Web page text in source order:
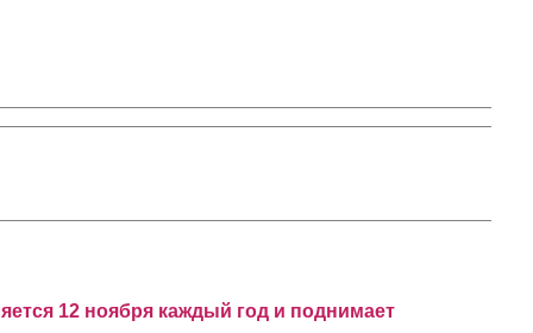
12 ноября каждый год и поднимает